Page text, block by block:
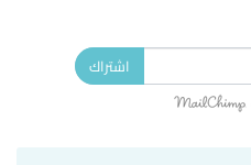
اشتراك